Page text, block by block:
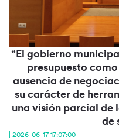
“El gobierno
presupuesto
ausencia de
su carácter de
una visión parcial de
de
| 2026-06-17 17:07:00